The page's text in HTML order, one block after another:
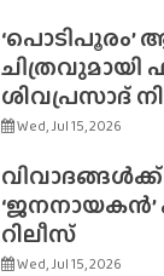
ചിത്രവുമായി
ശിവപ്രസാദ്
Wed, Jul 15, 2026
റിലീസ്
Wed, Jul 15, 2026